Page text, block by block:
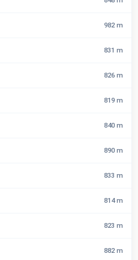
982 m
831 m
826 m
819 m
840 m
890 m
833 m
814 m
823 m
882 m